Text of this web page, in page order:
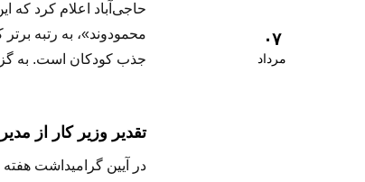
۰۷
مرداد
حاجی‌آباد اعلام کرد که
محمودوند»، به رتبه
جذب کودکان است. به
تقدیر وزیر کار از
در آیین گرامیداشت